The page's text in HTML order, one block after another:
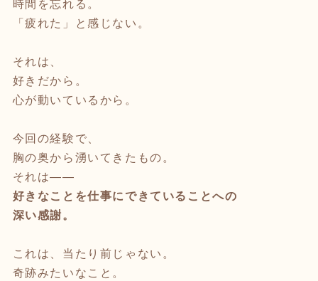
時間を忘れる。
「疲れた」と感じない。
それは、
好きだから。
心が動いているから。
今回の経験で、
胸の奥から湧いてきたもの。
それは——
好きなことを仕事にできていることへの
深い感謝。
これは、当たり前じゃない。
奇跡みたいなこと。